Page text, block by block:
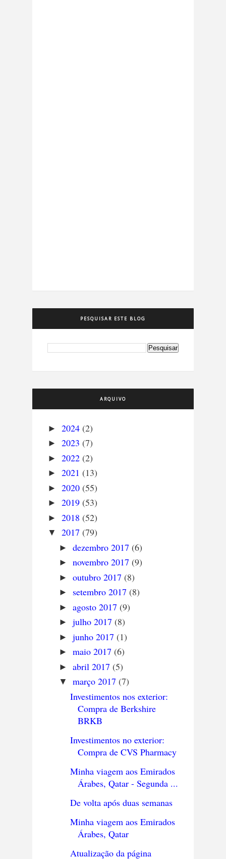
PESQUISAR ESTE BLOG
ARQUIVO
► 2024 (2)
► 2023 (7)
► 2022 (2)
► 2021 (13)
► 2020 (55)
► 2019 (53)
► 2018 (52)
▼ 2017 (79)
► dezembro 2017 (6)
► novembro 2017 (9)
► outubro 2017 (8)
► setembro 2017 (8)
► agosto 2017 (9)
► julho 2017 (8)
► junho 2017 (1)
► maio 2017 (6)
► abril 2017 (5)
▼ março 2017 (7)
Investimentos nos exterior:
Compra de Berkshire
BRKB
Investimentos no exterior:
Compra de CVS Pharmacy
Minha viagem aos Emirados
Árabes, Qatar - Segunda ...
De volta após duas semanas
Minha viagem aos Emirados
Árabes, Qatar
Atualização da página